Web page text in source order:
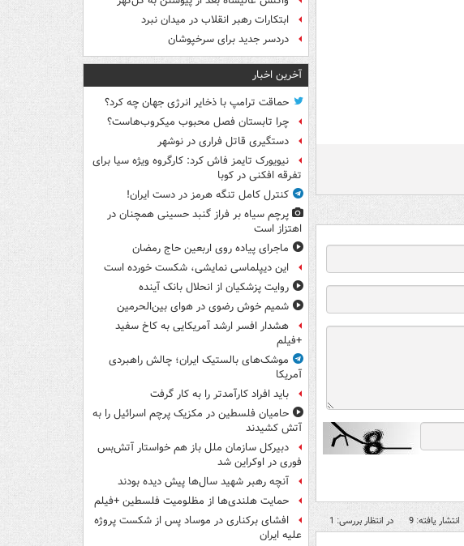
انتشار یافته: 9 در انتظار بررسی: 1
ابتکارات رهبر انقلاب در میدان نبرد
دردسر جدید برای سرخپوشان
آخرین اخبار
حماقت ترامپ با ذخایر انرژی جهان چه کرد؟
چرا تابستان فصل محبوب میکروب‌هاست؟
دستگیری قاتل فراری در نوشهر
نیویورک تایمز فاش کرد: کارگروه ویژه سیا برای
تفرقه افکنی در کوبا
کنترل کامل تنگه هرمز در دست ایران!
پرچم سیاه بر فراز گنبد حسینی همچنان در
اهتزاز است
ماجرای پیاده روی اربعین حاج رمضان
این دیپلماسی نمایشی، شکست خورده است
روایت پزشکیان از انحلال بانک آینده
شمیم خوش رضوی در هوای بین‌الحرمین
هشدار افسر ارشد آمریکایی به کاخ سفید
+فیلم
موشک‌های بالستیک ایران؛ چالش راهبردی
آمریکا
باید افراد کارآمدتر را به کار گرفت
حامیان فلسطین در مکزیک پرچم اسرائیل را به
آتش کشیدند
دبیرکل سازمان ملل باز هم خواستار آتش‌بس
فوری در اوکراین شد
آنچه رهبر شهید سال‌ها پیش دیده بودند
حمایت هلندی‌ها از مظلومیت فلسطین +فیلم
افشای برکناری در موساد پس از شکست پروژه
علیه ایران